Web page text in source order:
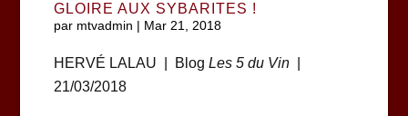
GLOIRE AUX SYBARITES !
par mtvadmin | Mar 21, 2018
HERVÉ LALAU | Blog Les 5 du Vin|
21/03/2018